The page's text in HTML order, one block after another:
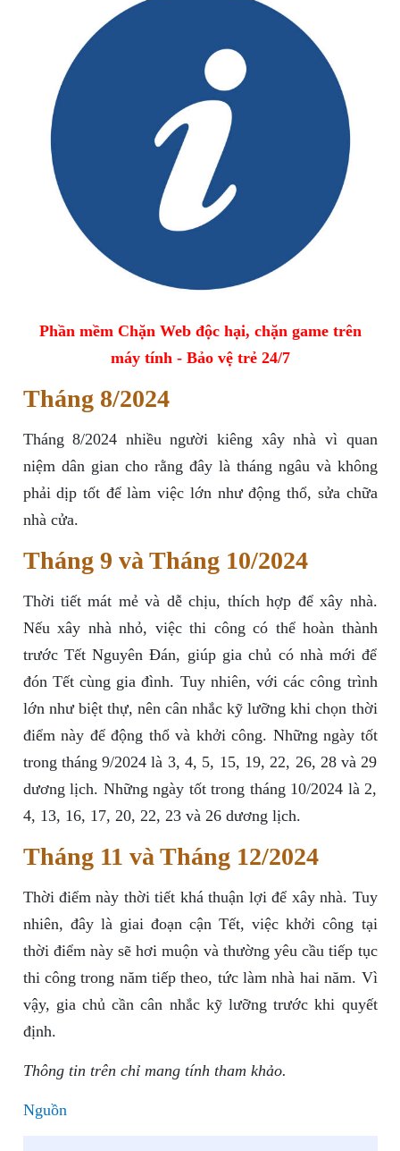
Phần mềm Chặn Web độc hại, chặn game trên
máy tính - Bảo vệ trẻ 24/7
Tháng 8/2024
Tháng 8/2024 nhiều người kiêng xây nhà vì quan
niệm dân gian cho rằng đây là tháng ngâu và không
phải dịp tốt để làm việc lớn như động thổ, sửa chữa
nhà cửa.
Tháng 9 và Tháng 10/2024
Thời tiết mát mẻ và dễ chịu, thích hợp để xây nhà.
Nếu xây nhà nhỏ, việc thi công có thể hoàn thành
trước Tết Nguyên Đán, giúp gia chủ có nhà mới để
đón Tết cùng gia đình. Tuy nhiên, với các công trình
lớn như biệt thự, nên cân nhắc kỹ lưỡng khi chọn thời
điểm này để động thổ và khởi công. Những ngày tốt
trong tháng 9/2024 là 3, 4, 5, 15, 19, 22, 26, 28 và 29
dương lịch. Những ngày tốt trong tháng 10/2024 là 2,
4, 13, 16, 17, 20, 22, 23 và 26 dương lịch.
Tháng 11 và Tháng 12/2024
Thời điểm này thời tiết khá thuận lợi để xây nhà. Tuy
nhiên, đây là giai đoạn cận Tết, việc khởi công tại
thời điểm này sẽ hơi muộn và thường yêu cầu tiếp tục
thi công trong năm tiếp theo, tức làm nhà hai năm. Vì
vậy, gia chủ cần cân nhắc kỹ lưỡng trước khi quyết
định.
Thông tin trên chỉ mang tính tham khảo.
Nguồn